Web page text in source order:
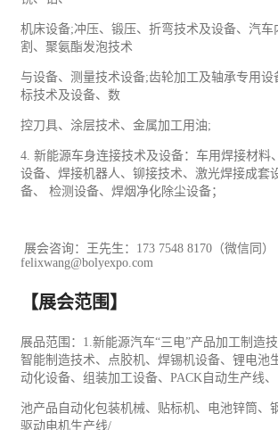
机床设备;冲压、锻压、折弯技术及设备、汽车
割、聚氨酯发泡技术
与设备、测量技术设备;齿轮加工及轴承专用设
标技术及设备、数
控刀具、涂层技术、金属加工用油;
4. 新能源车身连接技术及设备：车用焊接材料
设备、焊接机器人、铆接技术、激光焊接成套
备、 检测设备、焊烟净化除尘设备；
展会咨询：王先生： 173 7548 8170 （微信同）
felixwang@bolyexpo.com
【展会范围】
展品范围： 1. 新能源汽车“三电”产品加工制造
智能制造技术、点胶机、焊锡机设备、锂电池
动化设备、组装加工设备、 PACK 自动生产线
池产品自动化包装机械、贴标机、电池锌筒、
驱动电机生产线/